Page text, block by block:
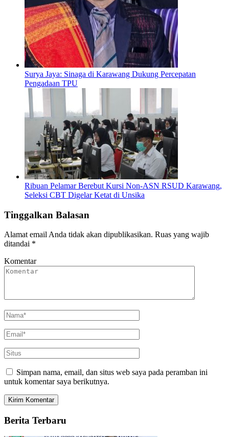
Surya Jaya: Sinaga di Karawang Dukung Percepatan
Pengadaan TPU
Ribuan Pelamar Berebut Kursi Non-ASN RSUD Karawang,
Seleksi CBT Digelar Ketat di Unsika
Tinggalkan Balasan
Alamat email Anda tidak akan dipublikasikan. Ruas yang wajib
ditandai *
Komentar
Simpan nama, email, dan situs web saya pada peramban ini
untuk komentar saya berikutnya.
Berita Terbaru